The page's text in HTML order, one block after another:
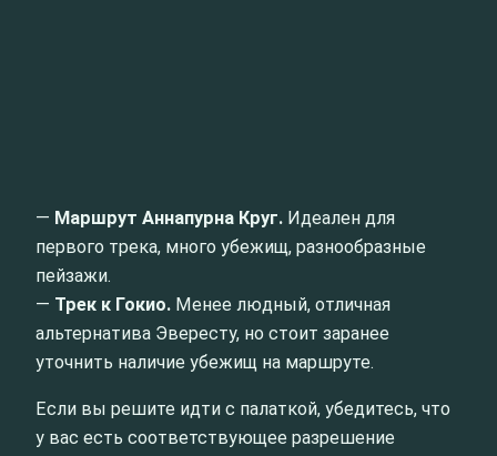
— Маршрут Аннапурна Круг. Идеален для
первого трека, много убежищ, разнообразные
пейзажи.
— Трек к Гокио. Менее людный, отличная
альтернатива Эвересту, но стоит заранее
уточнить наличие убежищ на маршруте.
Если вы решите идти с палаткой, убедитесь, что
у вас есть соответствующее разрешение